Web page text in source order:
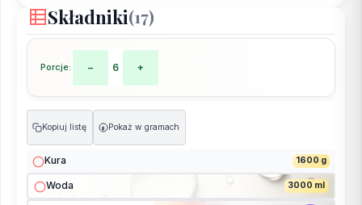
Składniki(17)
Porcje: − 6 +
Kopiuj listę g Pokaż w gramach
Kura 1600 g
Woda 3000 ml